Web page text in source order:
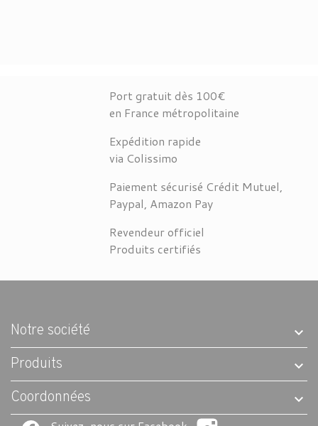
Port gratuit dès 100€
en France métropolitaine
Expédition rapide
via Colissimo
Paiement sécurisé Crédit Mutuel,
Paypal, Amazon Pay
Revendeur officiel
Produits certifiés
Notre société
Produits
Coordonnées